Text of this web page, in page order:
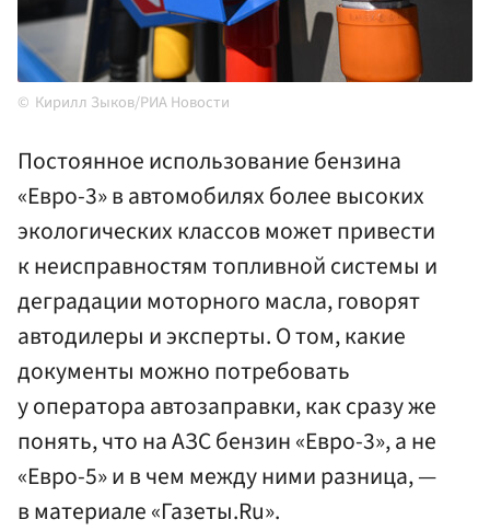
Кирилл Зыков/РИА Новости
Постоянное использование бензина
«Евро-3» в автомобилях более высоких
экологических классов может привести
к неисправностям топливной системы и
деградации моторного масла, говорят
автодилеры и эксперты. О том, какие
документы можно потребовать
у оператора автозаправки, как сразу же
понять, что на АЗС бензин «Евро-3», а не
«Евро-5» и в чем между ними разница, —
в материале «Газеты.Ru».